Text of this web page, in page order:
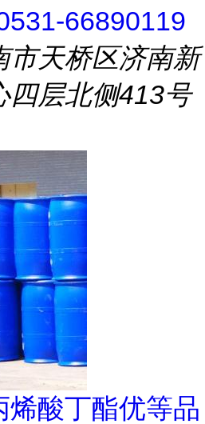
66890119
市天桥区济南新
四层北侧413号
烯酸丁酯优等品